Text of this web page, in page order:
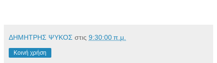
ΔΗΜΗΤΡΗΣ ΨΥΚΟΣ στις 9:30:00 π.μ.
Κοινή χρήση